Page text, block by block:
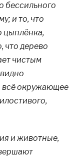
бессильного
и то, что
цыплёнка,
что дерево
чистым
всё окружающее
и животные,